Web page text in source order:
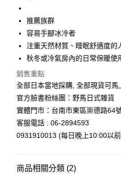
7-11取貨付款
每筆NT$65，滿NT$999(含以上)
付款後7-11取貨
每筆NT$65，滿NT$999(含以上)
宅配
每筆NT$100，滿NT$999(含以上
推薦族群
容易手腳冰冷者
注重天然材質、睡眠舒適度的
秋冬或冷氣房內的日常保暖使
銷售重點
全部日本當地採購, 全部現貨可馬
官方臉書粉絲團：野馬日式雜貨
實體門市：台南市東區崇德路64
客服電話 : 06-2894593
0931910013 (每日晚上10:00以
商品相關分類 (2)